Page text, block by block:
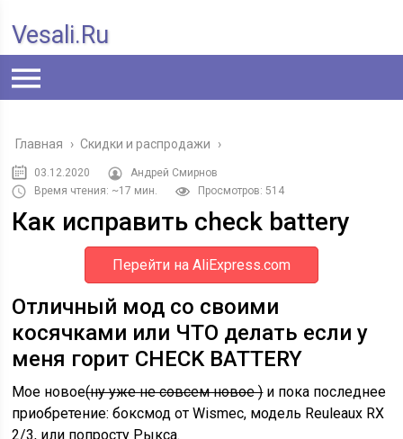
Vesali.ru
Главная › Скидки и распродажи ›
03.12.2020
Андрей Смирнов
Время чтения: ~17 мин.
Просмотров: 514
Как исправить check battery
Перейти на AliExpress.com
Отличный мод со своими
косячками или ЧТО делать если у
меня горит CHECK BATTERY
Мое новое(ну уже не совсем новое )и пока последнее
приобретение: боксмод от Wismec, модель Reuleaux RX
2/3, или попросту Рыкса.